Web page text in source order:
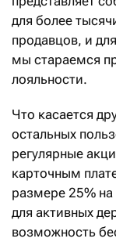
для более
продавцов, и
мы стараемся
лояльности.
Что касается
остальных
регулярные
карточным
размере 25% на
для активных
возможность